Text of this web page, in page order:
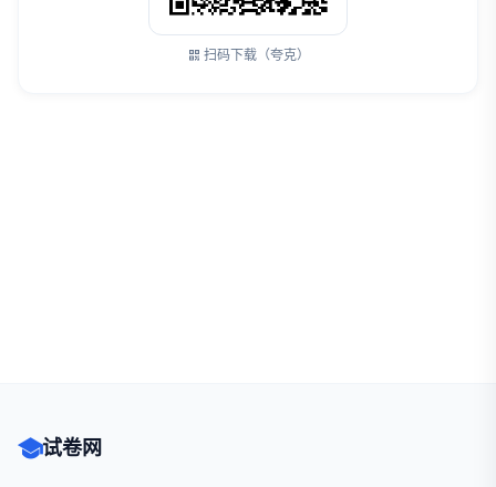
扫码下载（夸克）
试卷网